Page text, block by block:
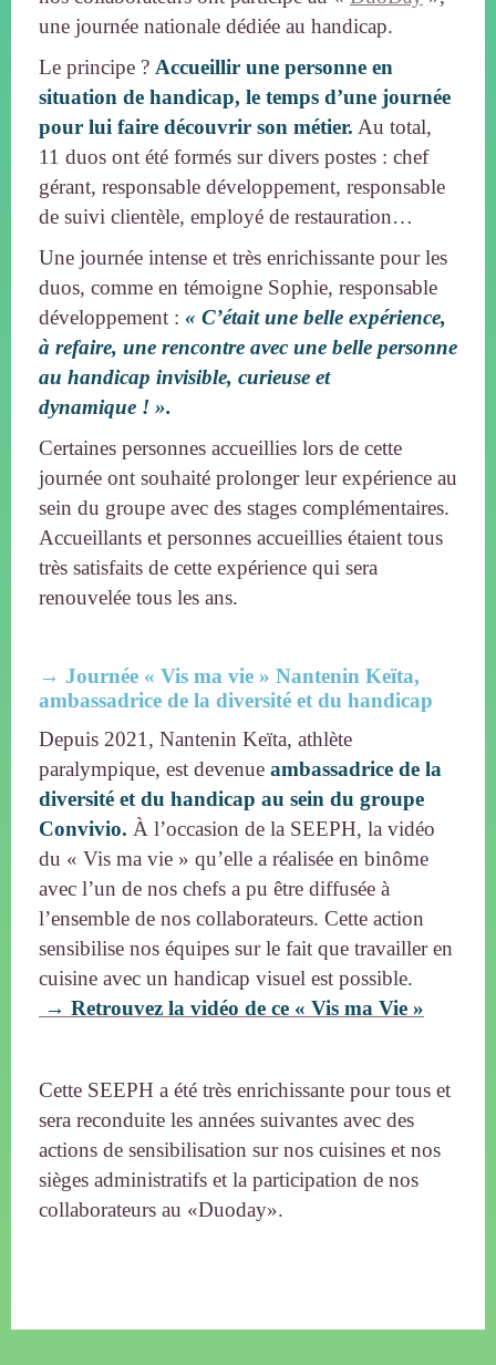
une journée nationale dédiée au handicap.
Le principe ? Accueillir une personne en
situation de handicap, le temps d’une journée
pour lui faire découvrir son métier. Au total,
11 duos ont été formés sur divers postes : chef
gérant, responsable développement, responsable
de suivi clientèle, employé de restauration…
Une journée intense et très enrichissante pour les
duos, comme en témoigne Sophie, responsable
développement : « C’était une belle expérience,
à refaire, une rencontre avec une belle personne
au handicap invisible, curieuse et
dynamique ! ».
Certaines personnes accueillies lors de cette
journée ont souhaité prolonger leur expérience au
sein du groupe avec des stages complémentaires.
Accueillants et personnes accueillies étaient tous
très satisfaits de cette expérience qui sera
renouvelée tous les ans.
→ Journée « Vis ma vie » Nantenin Keïta,
ambassadrice de la diversité et du handicap
Depuis 2021, Nantenin Keïta, athlète
paralympique, est devenue ambassadrice de la
diversité et du handicap au sein du groupe
Convivio. À l’occasion de la SEEPH, la vidéo
du « Vis ma vie » qu’elle a réalisée en binôme
avec l’un de nos chefs a pu être diffusée à
l’ensemble de nos collaborateurs. Cette action
sensibilise nos équipes sur le fait que travailler en
cuisine avec un handicap visuel est possible.
→ Retrouvez la vidéo de ce « Vis ma Vie »
Cette SEEPH a été très enrichissante pour tous et
sera reconduite les années suivantes avec des
actions de sensibilisation sur nos cuisines et nos
sièges administratifs et la participation de nos
collaborateurs au «Duoday».